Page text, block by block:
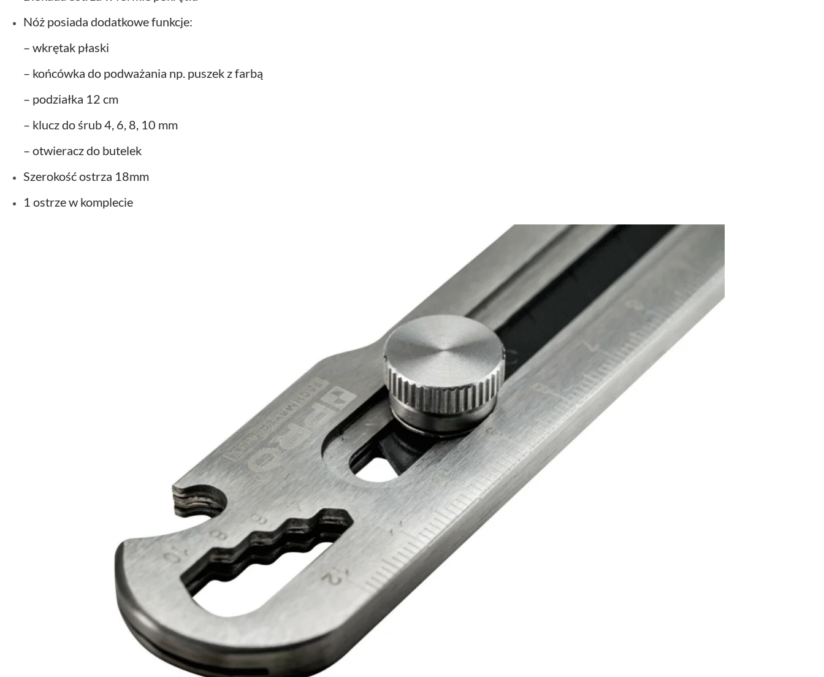
Nóż posiada dodatkowe funkcje:
– wkrętak płaski
– końcówka do podważania np. puszek z farbą
– podziałka 12 cm
– klucz do śrub 4, 6, 8, 10 mm
– otwieracz do butelek
Szerokość ostrza 18mm
1 ostrze w komplecie